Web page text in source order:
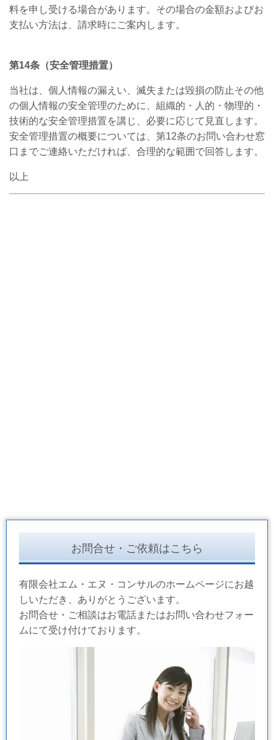
料を申し受ける場合があります。その場合の金額およびお
支払い方法は、請求時にご案内します。
第14条（安全管理措置）
当社は、個人情報の漏えい、滅失または毀損の防止その他
の個人情報の安全管理のために、組織的・人的・物理的・
技術的な安全管理措置を講じ、必要に応じて見直します。
安全管理措置の概要については、第12条のお問い合わせ窓
口までご連絡いただければ、合理的な範囲で回答します。
以上
お問合せ・ご依頼はこちら
有限会社エム・エヌ・コンサルのホームページにお越
しいただき、ありがとうございます。
お問合せ・ご相談はお電話またはお問い合わせフォー
ムにて受け付けております。